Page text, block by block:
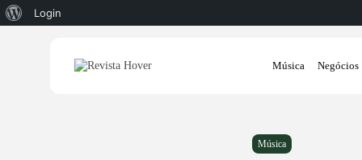
Sobre
WordPress
Login
Música Negócios
Search
for:
Música